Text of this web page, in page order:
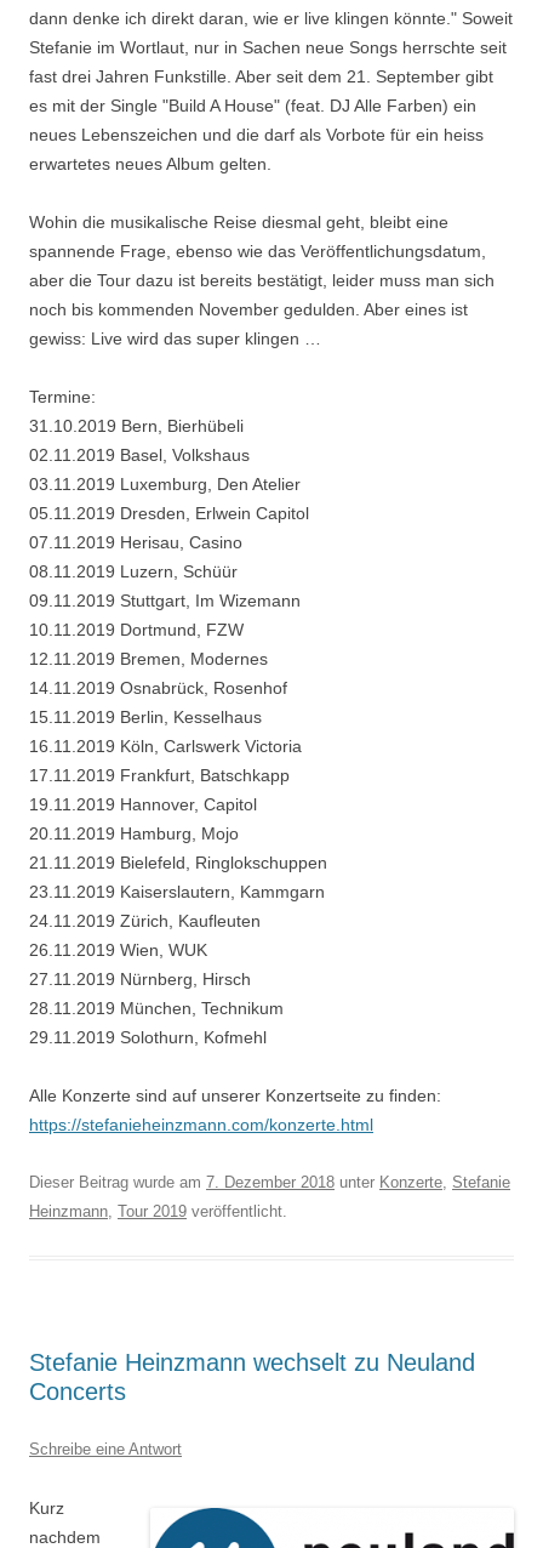
dann denke ich direkt daran, wie er live klingen könnte." Soweit
Stefanie im Wortlaut, nur in Sachen neue Songs herrschte seit
fast drei Jahren Funkstille. Aber seit dem 21. September gibt
es mit der Single "Build A House" (feat. DJ Alle Farben) ein
neues Lebenszeichen und die darf als Vorbote für ein heiss
erwartetes neues Album gelten.
Wohin die musikalische Reise diesmal geht, bleibt eine
spannende Frage, ebenso wie das Veröffentlichungsdatum,
aber die Tour dazu ist bereits bestätigt, leider muss man sich
noch bis kommenden November gedulden. Aber eines ist
gewiss: Live wird das super klingen …
Termine:
31.10.2019 Bern, Bierhübeli
02.11.2019 Basel, Volkshaus
03.11.2019 Luxemburg, Den Atelier
05.11.2019 Dresden, Erlwein Capitol
07.11.2019 Herisau, Casino
08.11.2019 Luzern, Schüür
09.11.2019 Stuttgart, Im Wizemann
10.11.2019 Dortmund, FZW
12.11.2019 Bremen, Modernes
14.11.2019 Osnabrück, Rosenhof
15.11.2019 Berlin, Kesselhaus
16.11.2019 Köln, Carlswerk Victoria
17.11.2019 Frankfurt, Batschkapp
19.11.2019 Hannover, Capitol
20.11.2019 Hamburg, Mojo
21.11.2019 Bielefeld, Ringlokschuppen
23.11.2019 Kaiserslautern, Kammgarn
24.11.2019 Zürich, Kaufleuten
26.11.2019 Wien, WUK
27.11.2019 Nürnberg, Hirsch
28.11.2019 München, Technikum
29.11.2019 Solothurn, Kofmehl
Alle Konzerte sind auf unserer Konzertseite zu finden:
https://stefanieheinzmann.com/konzerte.html
Dieser Beitrag wurde am 7. Dezember 2018 unter Konzerte, Stefanie
Heinzmann, Tour 2019 veröffentlicht.
Stefanie Heinzmann wechselt zu Neuland
Concerts
Schreibe eine Antwort
Kurz
nachdem